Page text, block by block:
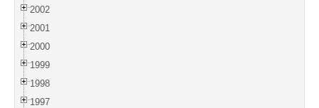
2002
2001
2000
1999
1998
1997